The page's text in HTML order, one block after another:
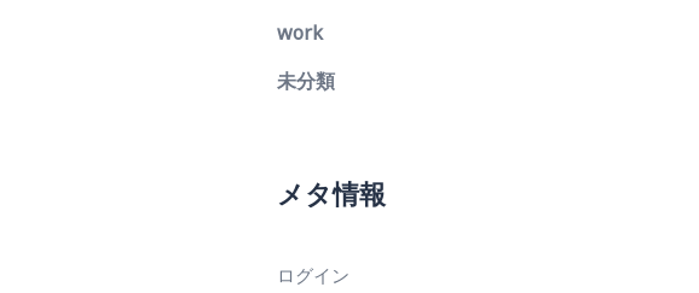
work
未分類
メタ情報
ログイン